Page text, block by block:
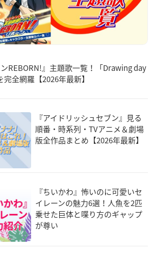
ンREBORN!』主題歌一覧！「Drawing day
全網羅【2026年最新】
『アイドリッシュセブン』見る
順番・時系列・TVアニメ＆劇場
版全作品まとめ【2026年最新】
『ちいかわ』怖いのに可愛いセ
イレーンの魅力6選！人魚を2匹
乗せた巨体と喋り方のギャップ
が尊い